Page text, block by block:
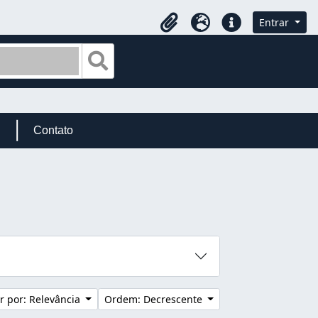
Área de Transferência
IdiomaAtalhos Entrar
Contato
por: Relevância Ordem: Decrescente